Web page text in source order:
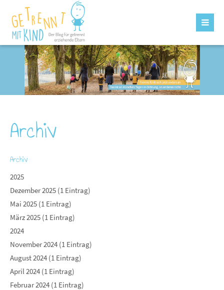
Archiv
Archiv
2025
Dezember 2025 (1 Eintrag)
Mai 2025 (1 Eintrag)
März 2025 (1 Eintrag)
2024
November 2024 (1 Eintrag)
August 2024 (1 Eintrag)
April 2024 (1 Eintrag)
Februar 2024 (1 Eintrag)